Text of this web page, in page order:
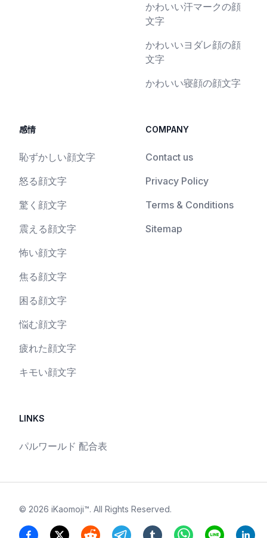
かわいい汗マークの顔
文字
かわいいヨダレ顔の顔
文字
かわいい寝顔の顔文字
感情
恥ずかしい顔文字
怒る顔文字
驚く顔文字
震える顔文字
怖い顔文字
焦る顔文字
困る顔文字
悩む顔文字
疲れた顔文字
キモい顔文字
COMPANY
Contact us
Privacy Policy
Terms & Conditions
Sitemap
LINKS
パルワールド 配合表
© 2026 iKaomoji™. All Rights Reserved.